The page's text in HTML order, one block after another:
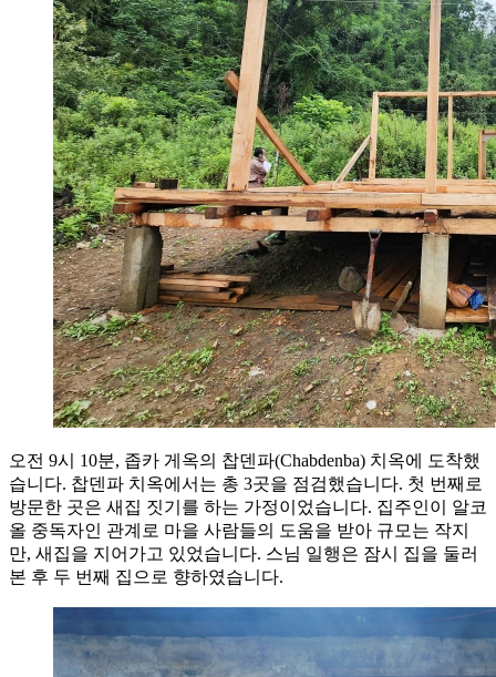
오전 9시 10분, 좁카 게옥의 찹덴파(Chabdenba) 치옥에 도착했
습니다. 찹덴파 치옥에서는 총 3곳을 점검했습니다. 첫 번째로
방문한 곳은 새집 짓기를 하는 가정이었습니다. 집주인이 알코
올 중독자인 관계로 마을 사람들의 도움을 받아 규모는 작지
만, 새집을 지어가고 있었습니다. 스님 일행은 잠시 집을 둘러
본 후 두 번째 집으로 향하였습니다.